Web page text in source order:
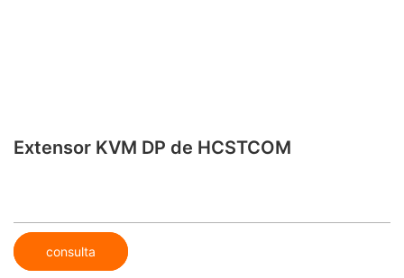
Extensor KVM DP de HCSTCOM
consulta